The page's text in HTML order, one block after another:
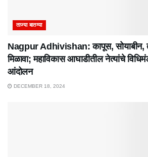
ताज्या बातम्या
Nagpur Adhivishan: कापूस, सोयाबीन,
मिळावा; महाविकास आघाडीतील नेत्यांचे
आंदोलन
DECEMBER 18, 2024